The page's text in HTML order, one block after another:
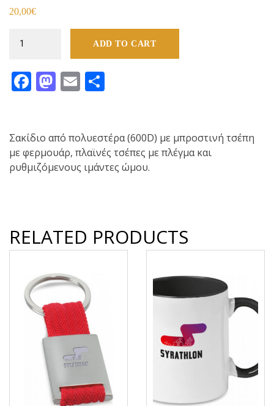
20,00€
Polyester
backpack
-
ADD TO CART
Facebook
Mastodon
Email
Σακίδιο από πολυεστέρα (600D) με μπροστινή τσέπη
με φερμουάρ, πλαϊνές τσέπες με πλέγμα και
ρυθμιζόμενους ιμάντες ώμου.
RELATED PRODUCTS